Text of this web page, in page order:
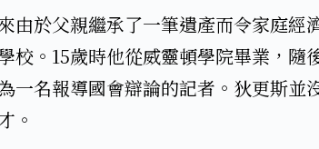
由於父親繼承了一筆遺產而令家庭經
校。15歲時他從威靈頓學院畢業，隨
一名報導國會辯論的記者。狄更斯並
。​